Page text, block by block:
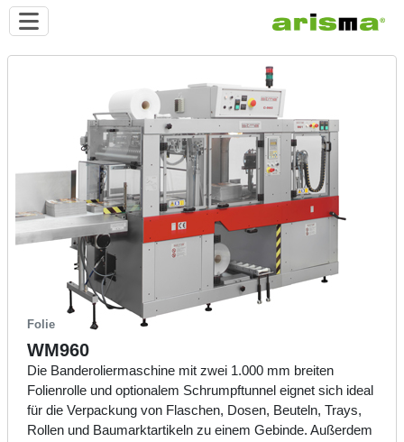
Folie
WM960
Die Banderoliermaschine mit zwei 1.000 mm breiten
Folienrolle und optionalem Schrumpftunnel eignet sich ideal
für die Verpackung von Flaschen, Dosen, Beuteln, Trays,
Rollen und Baumarktartikeln zu einem Gebinde. Außerdem